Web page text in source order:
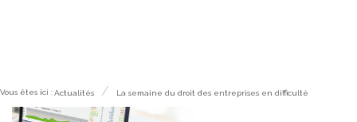
Vous êtes ici :Actualités La semaine du droit des entreprises en difficulté